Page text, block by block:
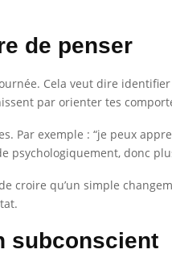
de penser
Cela veut dire
par orienter tes
exemple : “je peux
psychologiquement, donc
qu’un simple
subconscient